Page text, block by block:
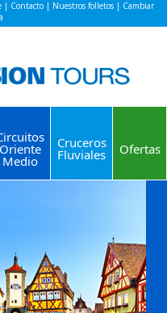
| Contacto | Nuestros folletos | Cambiar
Oriente
Medio
Cruceros
Fluviales Ofertas